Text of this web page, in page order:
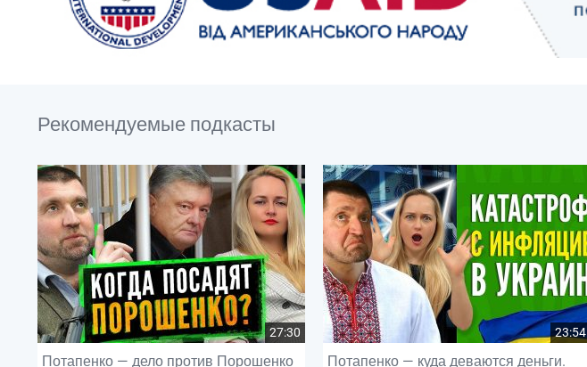
Рекомендуемые подкасты
27:30
Потапенко — дело против Порошенко
23:54
Потапенко — куда деваются деньги.